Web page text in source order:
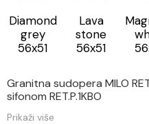
Diamond
grey
56x51
Lava
stone
56x51
Granitna sudopera MILO
sifonom RET.P.1KBO
Prikaži više